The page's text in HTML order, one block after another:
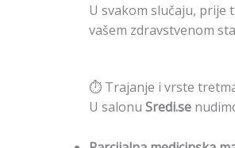
U svakom slučaju, prije
vašem zdravstvenom
⏱ Trajanje i vrste
U salonu Sredi.se